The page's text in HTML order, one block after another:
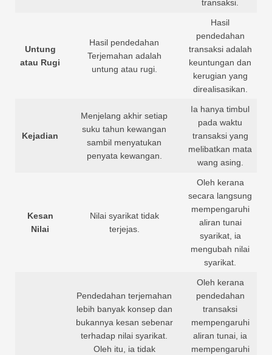
transaksi.
Untung
atau Rugi
Hasil pendedahan
Terjemahan adalah
untung atau rugi.
Hasil
pendedahan
transaksi adalah
keuntungan dan
kerugian yang
direalisasikan.
Kejadian
Menjelang akhir setiap
suku tahun kewangan
sambil menyatukan
penyata kewangan.
Ia hanya timbul
pada waktu
transaksi yang
melibatkan mata
wang asing.
Kesan
Nilai
Nilai syarikat tidak
terjejas.
Oleh kerana
secara langsung
mempengaruhi
aliran tunai
syarikat, ia
mengubah nilai
syarikat.
Pendedahan terjemahan
lebih banyak konsep dan
bukannya kesan sebenar
terhadap nilai syarikat.
Oleh itu, ia tidak
Oleh kerana
pendedahan
transaksi
mempengaruhi
aliran tunai, ia
mempengaruhi